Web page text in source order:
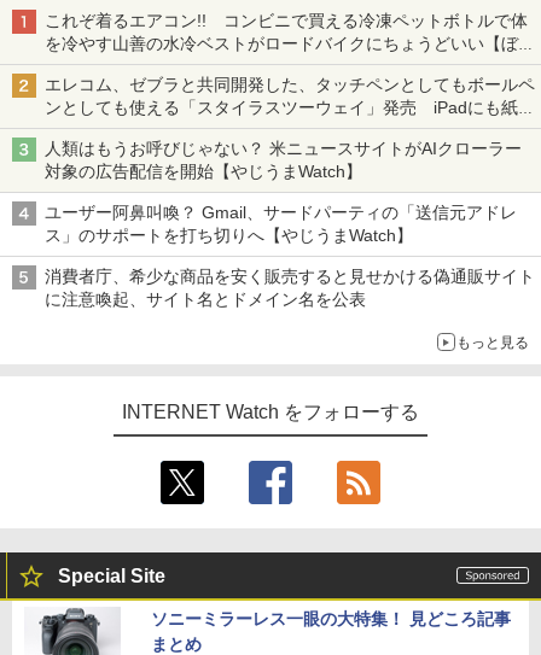
これぞ着るエアコン!! コンビニで買える冷凍ペットボトルで体
を冷やす山善の水冷ベストがロードバイクにちょうどいい【ぼっ
ち・ざ・ろーど！その14】【空いた時間でなにしてる？】
エレコム、ゼブラと共同開発した、タッチペンとしてもボールペ
ンとしても使える「スタイラスツーウェイ」発売 iPadにも紙に
も、持ち替えずに書き込める
人類はもうお呼びじゃない？ 米ニュースサイトがAIクローラー
対象の広告配信を開始【やじうまWatch】
ユーザー阿鼻叫喚？ Gmail、サードパーティの「送信元アドレ
ス」のサポートを打ち切りへ【やじうまWatch】
消費者庁、希少な商品を安く販売すると見せかける偽通販サイト
に注意喚起、サイト名とドメイン名を公表
もっと見る
INTERNET Watch をフォローする
Special Site
ソニーミラーレス一眼の大特集！ 見どころ記事
まとめ